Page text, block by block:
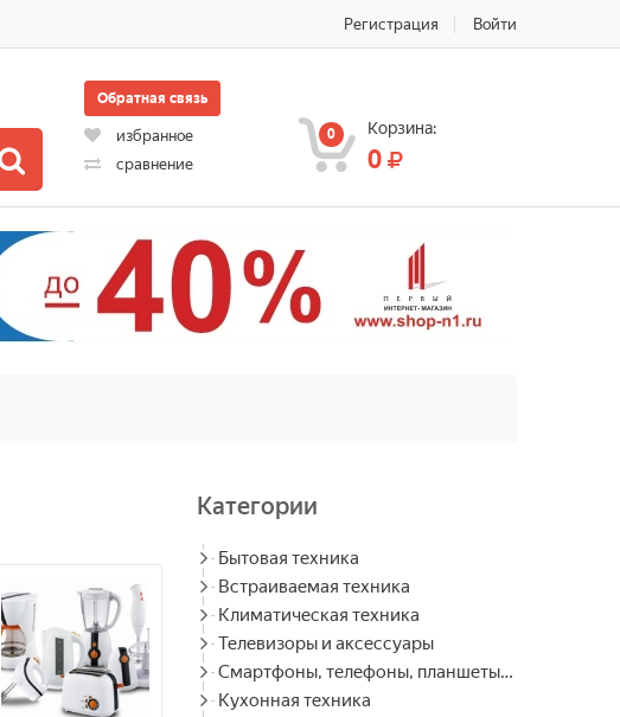
Регистрация Войти
Обратная связь
избранное
сравнение
0 Корзина:
0
Категории
Бытовая техника
Встраиваемая техника
Климатическая техника
Телевизоры и аксессуары
Смартфоны, телефоны, планшеты, часы
Кухонная техника